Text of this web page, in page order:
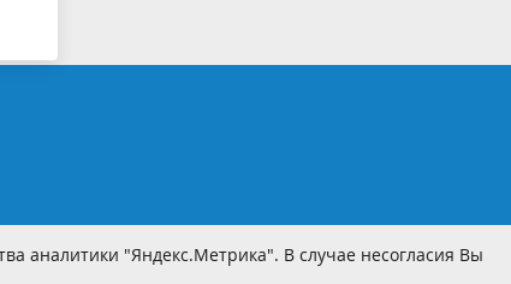
аналитики "Яндекс.Метрика". В случае несогласия Вы